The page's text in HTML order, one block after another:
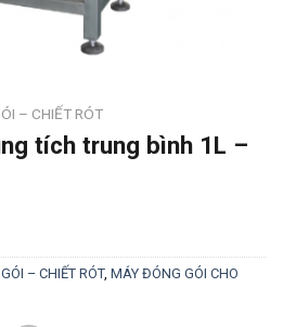
– CHIẾT RÓT
tích trung bình 1L –
– CHIẾT RÓT, MÁY ĐÓNG GÓI CHO